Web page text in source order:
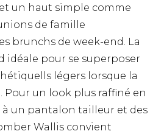
un haut simple comme
de famille
brunchs de week-end. La
idéale pour se superposer
légers lorsque la
Pour un look plus raffiné en
à un pantalon tailleur et des
Wallis convient